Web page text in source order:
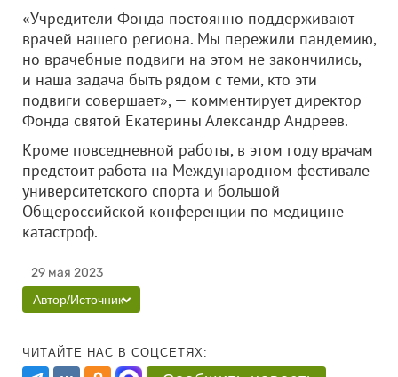
«Учредители Фонда постоянно поддерживают
врачей нашего региона. Мы пережили пандемию,
но врачебные подвиги на этом не закончились,
и наша задача быть рядом с теми, кто эти
подвиги совершает», — комментирует директор
Фонда святой Екатерины Александр Андреев.
Кроме повседневной работы, в этом году врачам
предстоит работа на Международном фестивале
университетского спорта и большой
Общероссийской конференции по медицине
катастроф.
29 мая 2023
Автор/Источник
ЧИТАЙТЕ НАС В СОЦСЕТЯХ: